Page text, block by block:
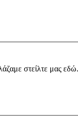
στείλτε μας